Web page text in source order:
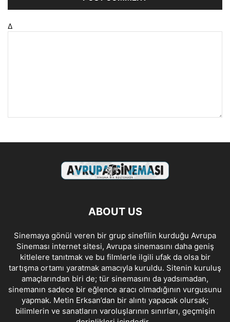
Δ
ABOUT US
Sinemaya gönül veren bir grup sinefilin kurduğu Avrupa
Sineması internet sitesi, Avrupa sinemasını daha geniş
kitlelere tanıtmak ve bu filmlerle ilgili ufak da olsa bir
tartışma ortamı yaratmak amacıyla kuruldu. Sitenin kuruluş
amaçlarından biri de; tür sinemasını da yadsımadan,
sinemanın sadece bir eğlence aracı olmadığının vurgusunu
yapmak. Metin Erksan’dan bir alıntı yapacak olursak;
bilimlerin ve sanatların varoluşlarının sınırları, geçmişin